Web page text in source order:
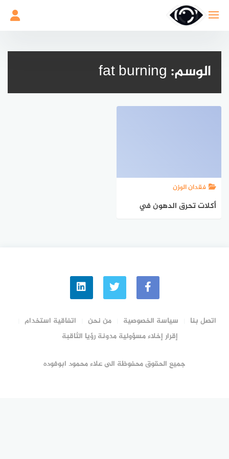
الوسم: fat burning
فقدان الوزن
أكلات تحرق الدهون في
اتصل بنا سياسة الخصوصية من نحن
اتفاقية استخدام
إقرار إخلاء مسؤولية مدونة رؤيا الثاقبة
جميع الحقوق محفوظة الى علاء محمود ابوفوده